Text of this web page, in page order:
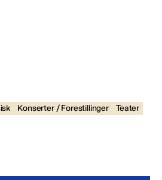
Konserter / Forestillinger
Teater